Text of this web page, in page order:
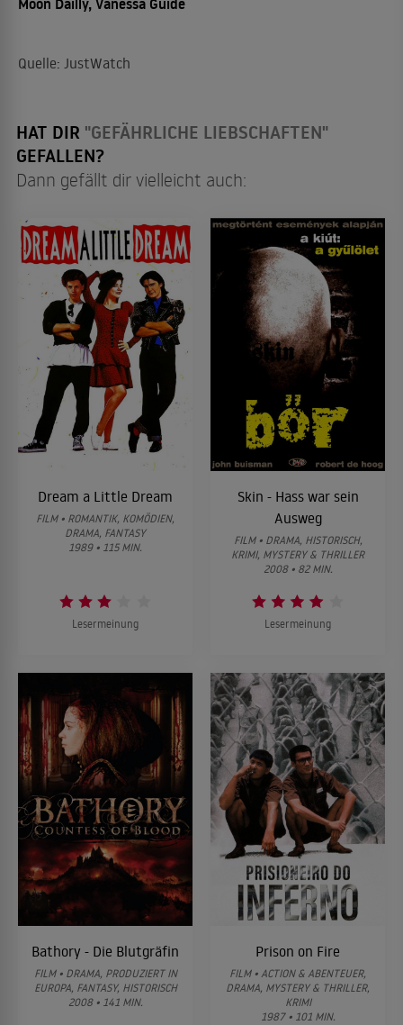
Quelle: JustWatch
HAT DIR "GEFÄHRLICHE LIEBSCHAFTEN"
GEFALLEN?
Dann gefällt dir vielleicht auch:
Dream a Little Dream
FILM • ROMANTIK, KOMÖDIEN,
DRAMA, FANTASY
1989 • 115 MIN.
Lesermeinung
Skin - Hass war sein
Ausweg
FILM • DRAMA, HISTORISCH,
KRIMI, MYSTERY & THRILLER
2008 • 82 MIN.
Lesermeinung
Bathory - Die Blutgräfin
FILM • DRAMA, PRODUZIERT IN
EUROPA, FANTASY, HISTORISCH
2008 • 141 MIN.
Prison on Fire
FILM • ACTION & ABENTEUER,
DRAMA, MYSTERY & THRILLER,
KRIMI
1987 • 101 MIN.